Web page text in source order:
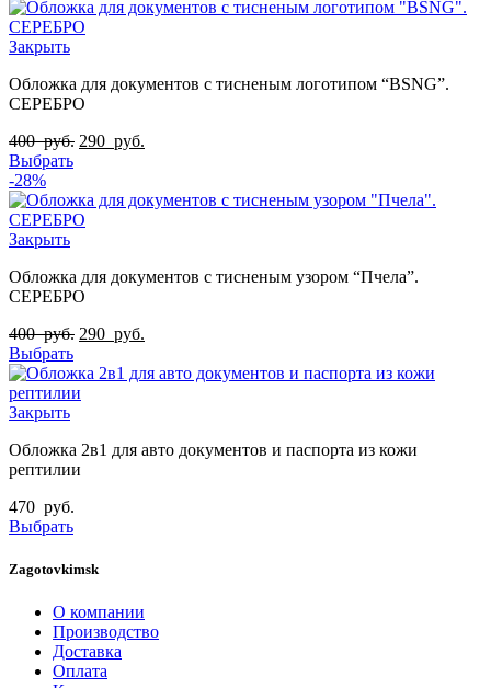
Закрыть
Обложка для документов с тисненым логотипом “ВSNG”.
СЕРЕБРО
400руб. 290 руб.
Выбрать
-28%
Закрыть
Обложка для документов с тисненым узором “Пчела”.
СЕРЕБРО
400руб. 290 руб.
Выбрать
Закрыть
Обложка 2в1 для авто документов и паспорта из кожи
рептилии
470 руб.
Выбрать
Zagotovkimsk
О компании
Производство
Доставка
Оплата